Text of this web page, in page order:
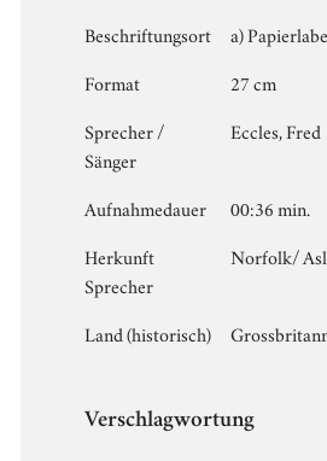
Beschriftungsort
a)
Format
27 cm
Sprecher /
Sänger
Eccles, Fred
Aufnahmedauer
00:36 min.
Herkunft
Sprecher
Norfolk/
Land (historisch)
Verschlagwortung